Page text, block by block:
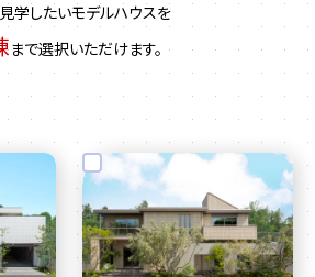
学したいモデルハウスを
まで選択いただけます。